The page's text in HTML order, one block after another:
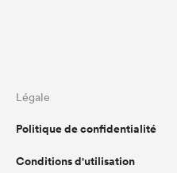
Légale
Politique de confidentialité
Conditions d'utilisation